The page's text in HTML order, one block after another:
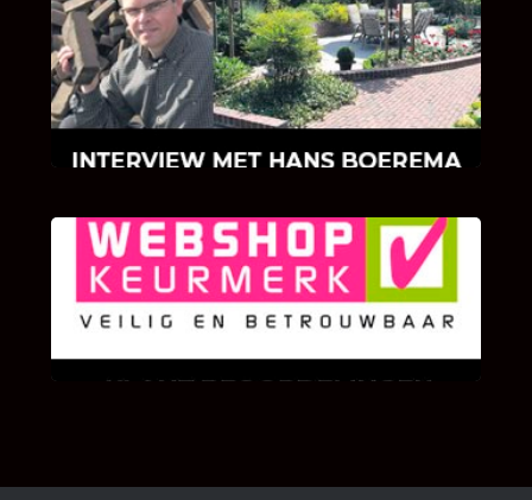
INTERVIEW MET HANS BOEREMA
Hoe Bricks and Stones ontstaan is en wat
Hans Boerema motiveert in de wereld van
klinkers en tegels!
KLANT BEOORDELINGEN
We zijn er zeer op gesteld om te weten wat u
als klant van ons en onze diensten vindt.